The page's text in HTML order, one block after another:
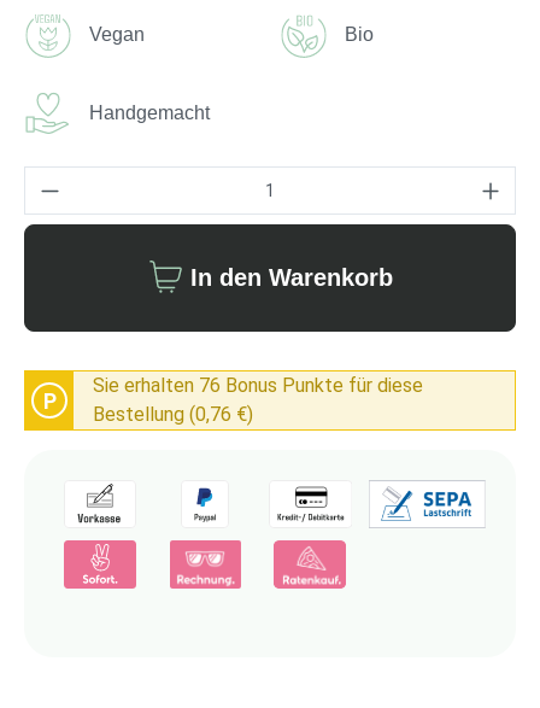
Vegan Bio
Handgemacht
Produkt Anzahl: Gib den gewünschten
In den Warenkorb
P
Sie erhalten 76 Bonus Punkte für diese
Bestellung (0,76 €)